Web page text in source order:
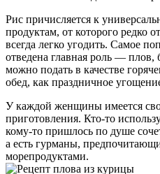
Рис причисляется к
продуктам, от которого редко
всегда легко угодить. Самое
отведена главная роль — плов,
можно подать в качестве
обед, как праздничное
У каждой женщины имеется
приготовления. Кто-то
кому-то пришлось по душе
а есть гурманы,
морепродуктами.